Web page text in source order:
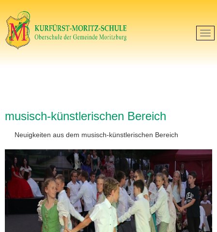
musisch-künstlerischen Bereich
Neuigkeiten aus dem musisch-künstlerischen Bereich